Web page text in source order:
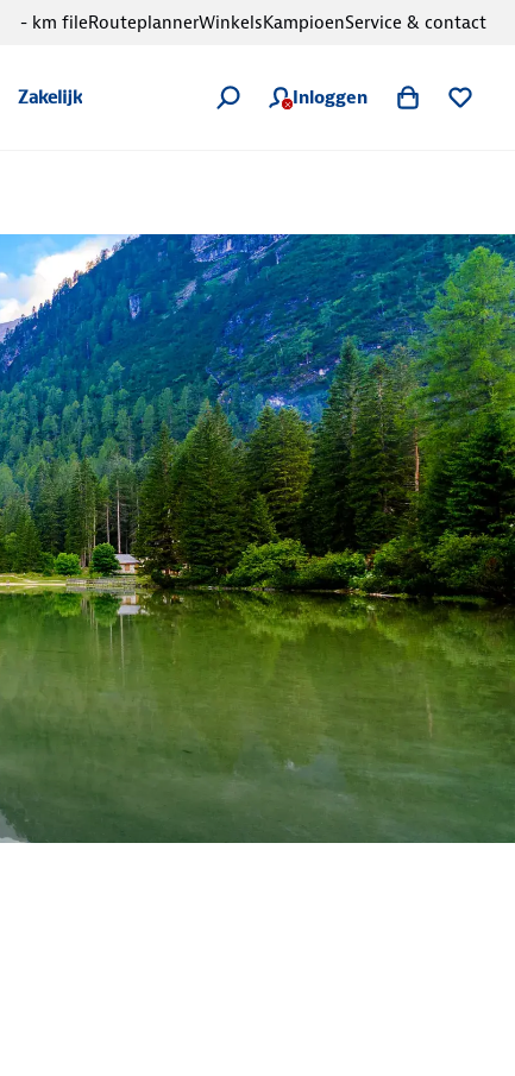
Zakelijk Inloggen
- km fileRouteplannerWinkelsKampioenService & contact